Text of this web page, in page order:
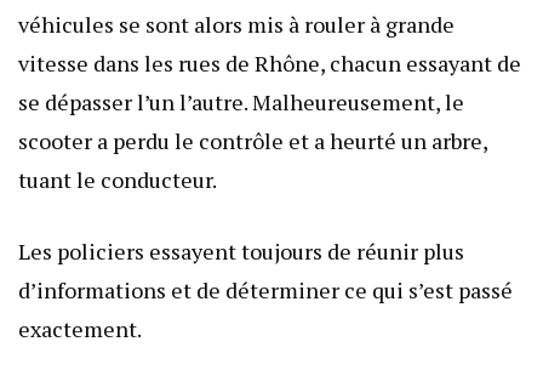
véhicules se sont alors mis à rouler à grande
vitesse dans les rues de Rhône, chacun essayant de
se dépasser l’un l’autre. Malheureusement, le
scooter a perdu le contrôle et a heurté un arbre,
tuant le conducteur.
Les policiers essayent toujours de réunir plus
d’informations et de déterminer ce qui s’est passé
exactement.